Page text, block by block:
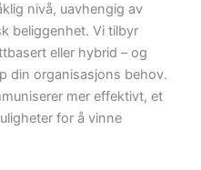
nivå, uavhengig av
beliggenhet. Vi tilbyr
eller hybrid – og
din organisasjons behov.
mer effektivt, et
for å vinne